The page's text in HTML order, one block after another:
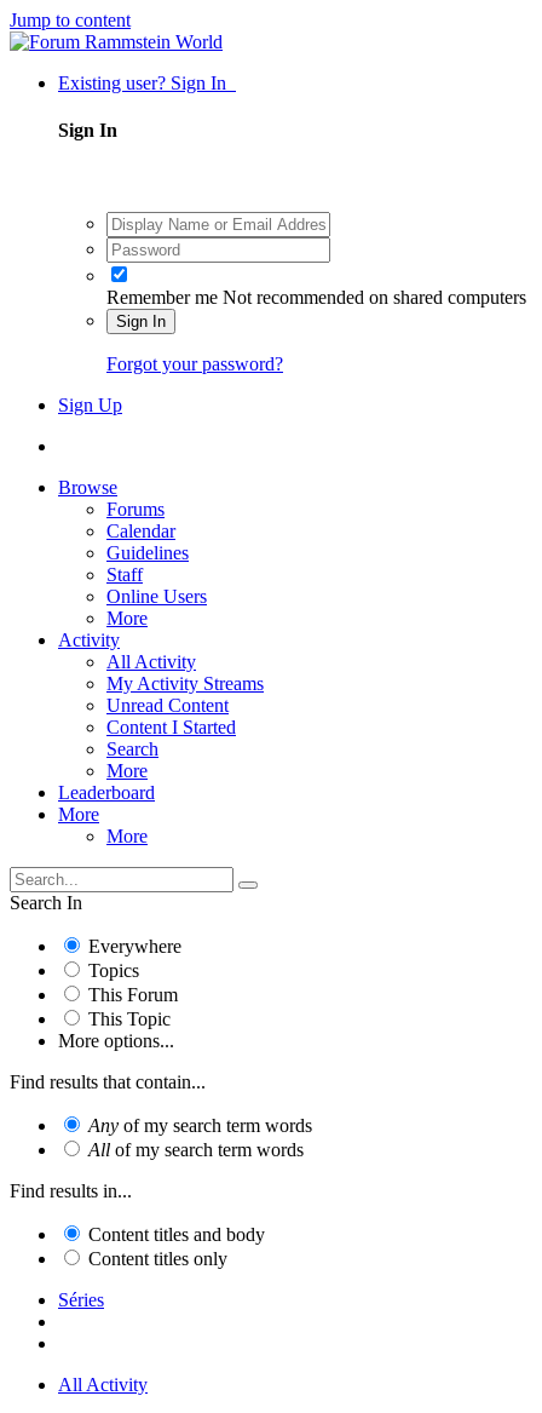
Jump to content
Existing user? Sign In
Sign In
Remember me Not recommended on shared computers
Sign In
Forgot your password?
Sign Up
Browse
Forums
Calendar
Guidelines
Staff
Online Users
More
Activity
All Activity
My Activity Streams
Unread Content
Content I Started
Search
More
Leaderboard
More
More
Search In
Everywhere
Topics
This Forum
This Topic
More options...
Find results that contain...
Any of my search term words
All of my search term words
Find results in...
Content titles and body
Content titles only
Séries
All Activity